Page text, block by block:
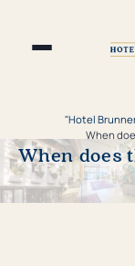
"Hotel
When
When does